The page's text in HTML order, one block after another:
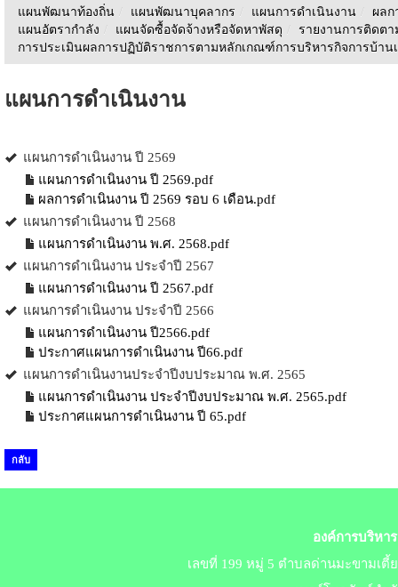
แผนพัฒนาท้องถิ่น / แผนพัฒนาบุคลากร / แผนการดำเนินงาน /
ผลก
แผนอัตรากำลัง / แผนจัดซื้อจัดจ้างหรือจัดหาพัสดุ / รายงานการติดต
การประเมินผลการปฏิบัติราชการตามหลักเกณฑ์การบริหารกิจการบ้าน
แผนการดำเนินงาน
แผนการดำเนินงาน ปี 2569
แผนการดำเนินงาน ปี 2569.pdf
ผลการดำเนินงาน ปี 2569 รอบ 6 เดือน.pdf
แผนการดำเนินงาน ปี 2568
แผนการดำเนินงาน พ.ศ. 2568.pdf
แผนการดำเนินงาน ประจำปี 2567
แผนการดำเนินงาน ปี 2567.pdf
แผนการดำเนินงาน ประจำปี 2566
แผนการดำเนินงาน ปี2566.pdf
ประกาศแผนการดำเนินงาน ปี66.pdf
แผนการดำเนินงานประจำปีงบประมาณ พ.ศ. 2565
แผนการดำเนินงาน ประจำปีงบประมาณ พ.ศ. 2565.pdf
ประกาศแผนการดำเนินงาน ปี 65.pdf
กลับ
องค์การบริหา
เลขที่ 199 หมู่ 5 ตำบลด่านมะขามเตี้